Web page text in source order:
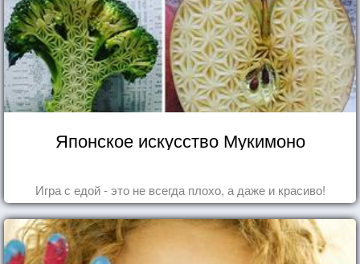
Японское искусство Мукимоно
Игра с едой - это не всегда плохо, а даже и красиво!